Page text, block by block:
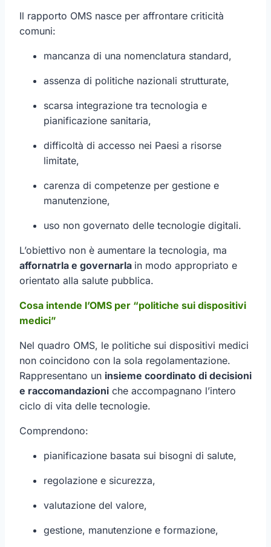
Il rapporto OMS nasce per affrontare criticità
comuni:
mancanza di una nomenclatura standard,
assenza di politiche nazionali strutturate,
scarsa integrazione tra tecnologia e
pianificazione sanitaria,
difficoltà di accesso nei Paesi a risorse
limitate,
carenza di competenze per gestione e
manutenzione,
uso non governato delle tecnologie digitali.
L’obiettivo non è aumentare la tecnologia, ma
affornatrla e governarla in modo appropriato e
orientato alla salute pubblica.
Cosa intende l’OMS per “politiche sui dispositivi
medici”
Nel quadro OMS, le politiche sui dispositivi medici
non coincidono con la sola regolamentazione.
Rappresentano un insieme coordinato di decisioni
e raccomandazioni che accompagnano l’intero
ciclo di vita delle tecnologie.
Comprendono:
pianificazione basata sui bisogni di salute,
regolazione e sicurezza,
valutazione del valore,
gestione, manutenzione e formazione,